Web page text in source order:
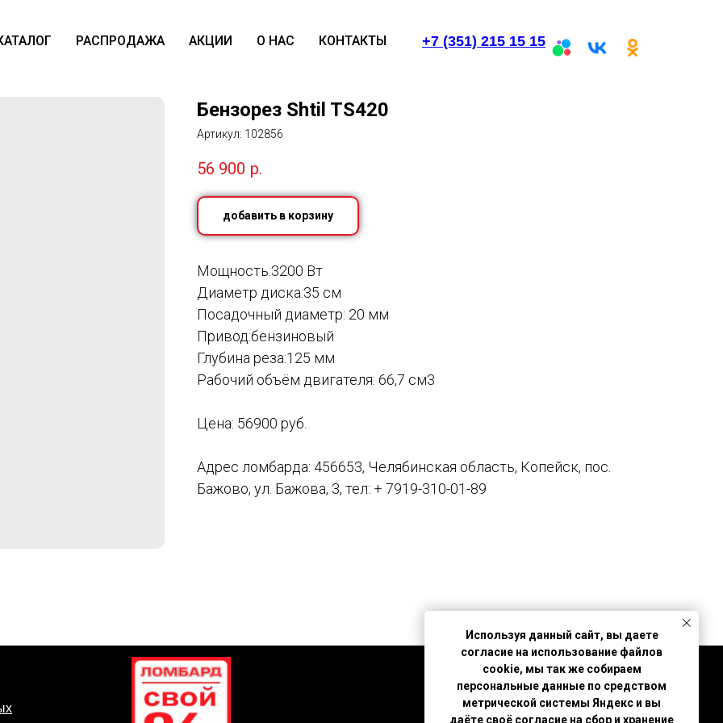
РАСПРОДАЖА АКЦИИ О НАС КОНТАКТЫ +7 (351) 215 15 15
Бензорез Shtil TS420
Артикул: 102856
56 900 р.
добавить в корзину
Мощность:3200 Вт
Диаметр диска:35 см
Посадочный диаметр: 20 мм
Привод:бензиновый
Глубина реза:125 мм
Рабочий объём двигателя: 66,7 см3
Цена: 56900 руб.
Адрес ломбарда: 456653, Челябинская область, Копейск, пос.
Бажово, ул. Бажова, 3, тел: + 7919-310-01-89
Используя данный сайт, вы даете
согласие на использование файлов
cookie, мы так же собираем
персональные данные по средством
метрической системы Яндекс и вы
даёте своё согласие на сбор и хранение